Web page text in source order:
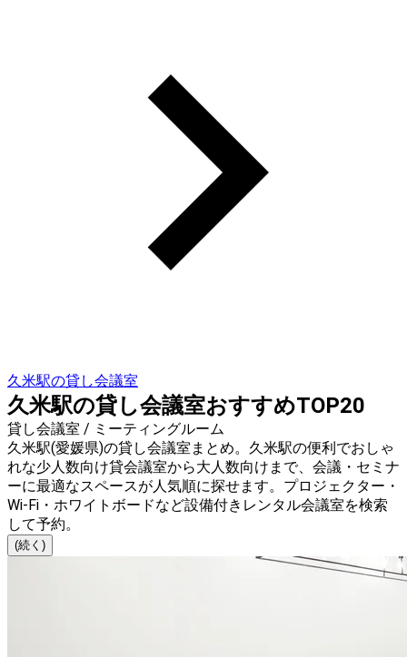
久米駅の貸し会議室
久米駅の貸し会議室おすすめTOP20
貸し会議室 / ミーティングルーム
久米駅(愛媛県)の貸し会議室まとめ。久米駅の便利でおしゃ
れな少人数向け貸会議室から大人数向けまで、会議・セミナ
ーに最適なスペースが人気順に探せます。プロジェクター・
Wi-Fi・ホワイトボードなど設備付きレンタル会議室を検索
して予約。
(続く)